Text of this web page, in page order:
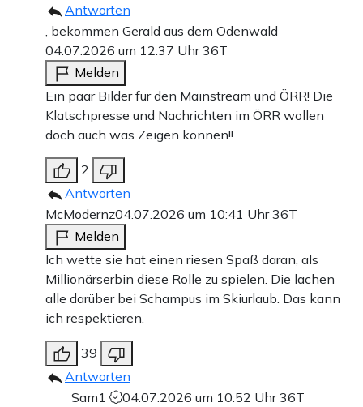
Antworten
, bekommen Gerald aus dem Odenwald
04.07.2026 um 12:37 Uhr36T
Melden
Ein paar Bilder für den Mainstream und ÖRR! Die
Klatschpresse und Nachrichten im ÖRR wollen
doch auch was Zeigen können!!
2
Antworten
McModernz04.07.2026 um 10:41 Uhr36T
Melden
Ich wette sie hat einen riesen Spaß daran, als
Millionärserbin diese Rolle zu spielen. Die lachen
alle darüber bei Schampus im Skiurlaub. Das kann
ich respektieren.
39
Antworten
Sam1
04.07.2026 um 10:52 Uhr36T